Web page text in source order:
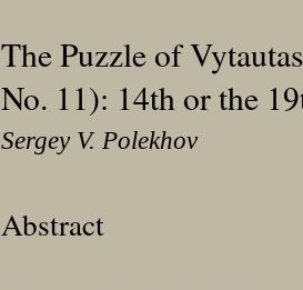
The Puzzle of
No. 11): 14th or the
Sergey V. Polekhov
Abstract